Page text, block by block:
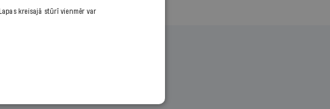
kreisajā stūrī vienmēr var